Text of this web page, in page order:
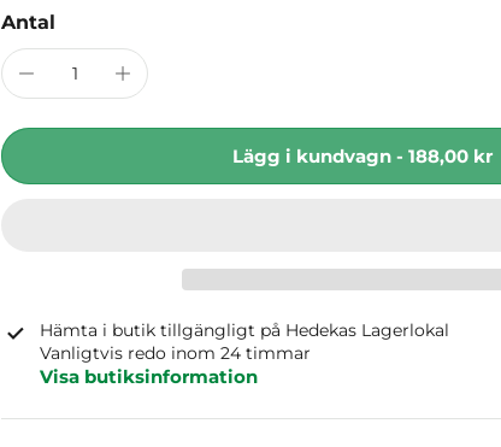
Antal
Lägg i kundvagn - 188,00 kr
Hämta i butik tillgängligt på Hedekas Lagerlokal
Vanligtvis redo inom 24 timmar
Visa butiksinformation